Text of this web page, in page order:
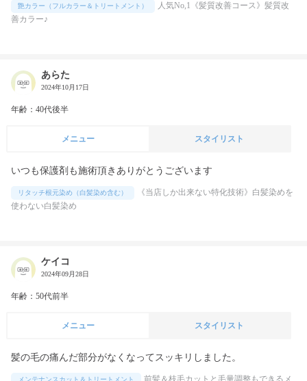
艶カラー（フルカラー＆トリートメント）
人気No,1《髪質改善コース》髪質改
善カラー♪
あらた
2024年10月17日
年齢：40代後半
メニュー スタイリスト
いつも保護剤も施術頂きありがとうございます
リタッチ根元染め（白髪染め含む）
《当店しか出来ない特化技術》白髪染めを
使わない白髪染め
ケイコ
2024年09月28日
年齢：50代前半
メニュー スタイリスト
髪の毛の痛んだ部分がなくなってスッキリしました。
メンテナンスカット＆トリートメント 前髪＆枝毛カットと毛量調整もできるメ